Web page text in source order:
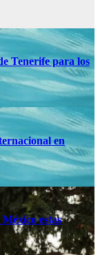
Tenerife para los
en
estas